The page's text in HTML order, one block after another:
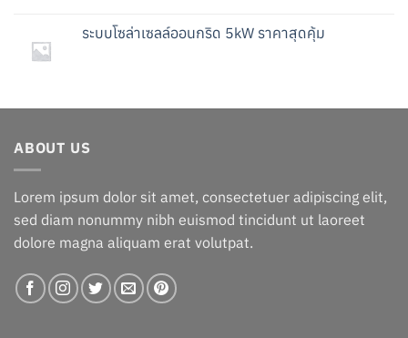
฿336.00.฿236.00.
ระบบโซล่าเซลล์ออนกริด 5kW ราคาสุดคุ้ม
ABOUT US
Lorem ipsum dolor sit amet, consectetuer adipiscing elit,
sed diam nonummy nibh euismod tincidunt ut laoreet
dolore magna aliquam erat volutpat.